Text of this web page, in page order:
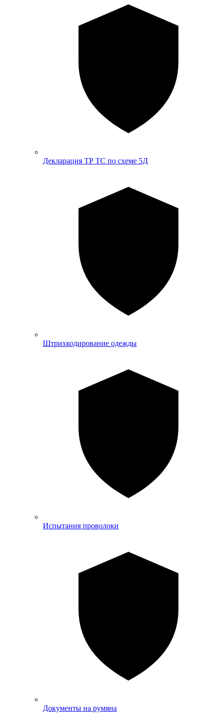
Декларация ТР ТС по схеме 5Д
Штрихкодирование одежды
Испытания проволоки
Документы на румяна